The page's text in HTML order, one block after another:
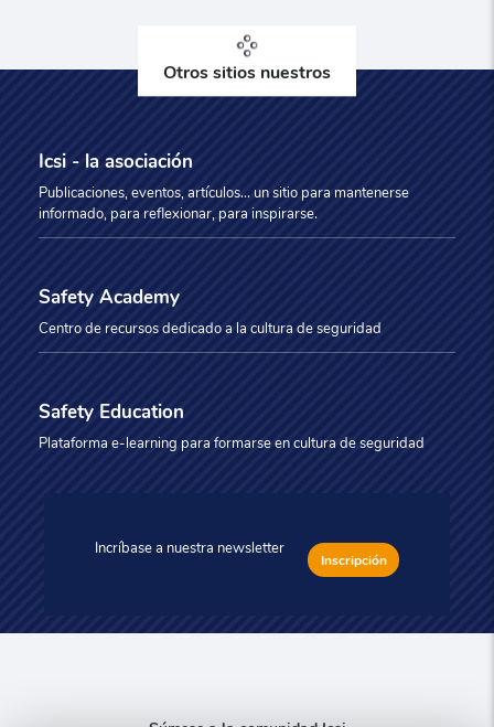
Otros sitios nuestros
Icsi - la asociación
Publicaciones, eventos, artículos... un sitio para mantenerse
informado, para reflexionar, para inspirarse.
Safety Academy
Centro de recursos dedicado a la cultura de seguridad
Safety Education
Plataforma e-learning para formarse en cultura de seguridad
Incríbase a nuestra newsletter
Inscripción